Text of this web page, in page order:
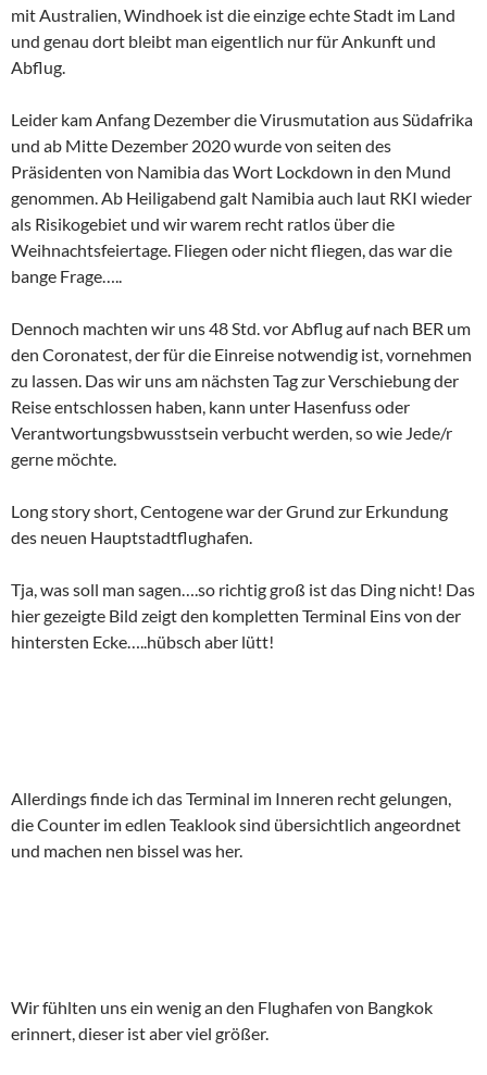
mit Australien, Windhoek ist die einzige echte Stadt im Land
und genau dort bleibt man eigentlich nur für Ankunft und
Abflug.
Leider kam Anfang Dezember die Virusmutation aus Südafrika
und ab Mitte Dezember 2020 wurde von seiten des
Präsidenten von Namibia das Wort Lockdown in den Mund
genommen. Ab Heiligabend galt Namibia auch laut RKI wieder
als Risikogebiet und wir warem recht ratlos über die
Weihnachtsfeiertage. Fliegen oder nicht fliegen, das war die
bange Frage…..
Dennoch machten wir uns 48 Std. vor Abflug auf nach BER um
den Coronatest, der für die Einreise notwendig ist, vornehmen
zu lassen. Das wir uns am nächsten Tag zur Verschiebung der
Reise entschlossen haben, kann unter Hasenfuss oder
Verantwortungsbwusstsein verbucht werden, so wie Jede/r
gerne möchte.
Long story short, Centogene war der Grund zur Erkundung
des neuen Hauptstadtflughafen.
Tja, was soll man sagen….so richtig groß ist das Ding nicht! Das
hier gezeigte Bild zeigt den kompletten Terminal Eins von der
hintersten Ecke…..hübsch aber lütt!
Allerdings finde ich das Terminal im Inneren recht gelungen,
die Counter im edlen Teaklook sind übersichtlich angeordnet
und machen nen bissel was her.
Wir fühlten uns ein wenig an den Flughafen von Bangkok
erinnert, dieser ist aber viel größer.